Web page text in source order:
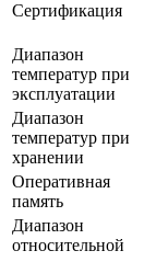
Сертификация
Диапазон
температур при
эксплуатации
Диапазон
температур при
хранении
Оперативная
память
Диапазон
относительной